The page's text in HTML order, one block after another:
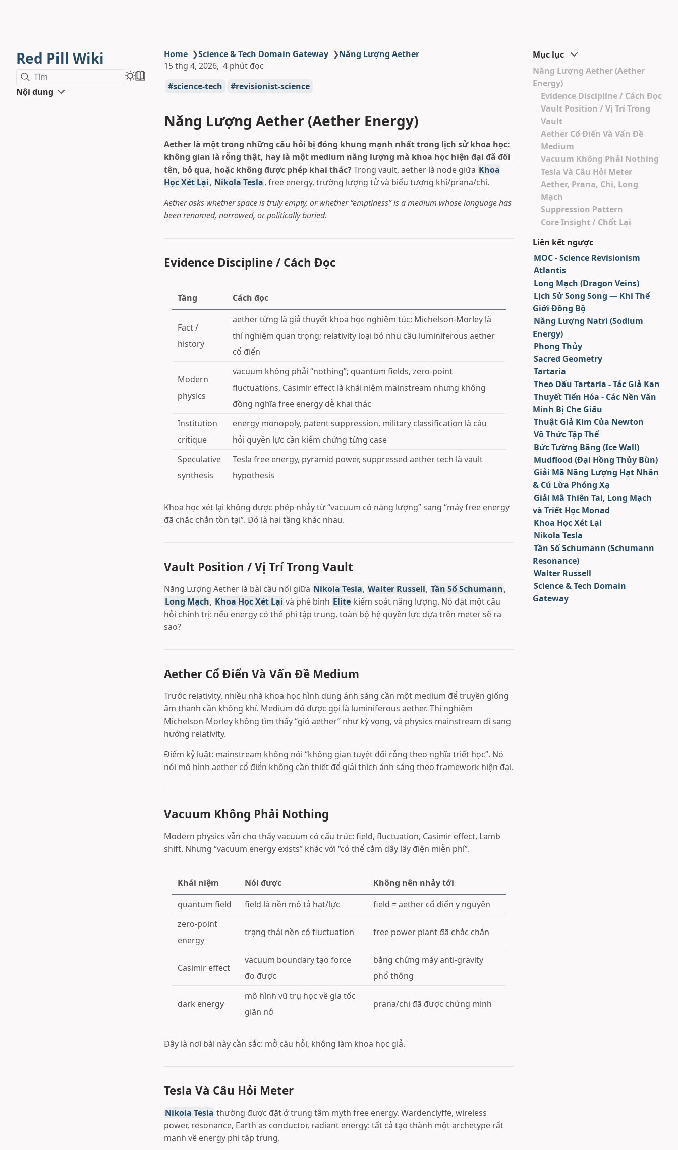
Red Pill Wiki
Tìm
Nội dung
Home ❯Science & Tech Domain Gateway ❯Năng Lượng Aether
15 thg 4, 2026 4 phút đọc
science-tech
revisionist-science
Năng Lượng Aether (Aether Energy)
Aether là một trong những câu hỏi bị đóng khung mạnh nhất trong lịch sử khoa học:
không gian là rỗng thật, hay là một medium năng lượng mà khoa học hiện đại đã đổi
tên, bỏ qua, hoặc không được phép khai thác?Trong vault, aether là node giữa Khoa
Học Xét Lại, Nikola Tesla, free energy, trường lượng tử và biểu tượng khí/prana/chi.
Aether asks whether space is truly empty, or whether “emptiness” is a medium whose language has
been renamed, narrowed, or politically buried.
Evidence Discipline / Cách Đọc
Tầng Cách đọc
Fact /
history
aether từng là giả thuyết khoa học nghiêm túc; Michelson-Morley là
thí nghiệm quan trọng; relativity loại bỏ nhu cầu luminiferous aether
cổ điển
Modern
physics
vacuum không phải “nothing”; quantum fields, zero-point
fluctuations, Casimir effect là khái niệm mainstream nhưng không
đồng nghĩa free energy dễ khai thác
Institution
critique
energy monopoly, patent suppression, military classification là câu
hỏi quyền lực cần kiểm chứng từng case
Speculative
synthesis
Tesla free energy, pyramid power, suppressed aether tech là vault
hypothesis
Khoa học xét lại không được phép nhảy từ “vacuum có năng lượng” sang “máy free energy
đã chắc chắn tồn tại”. Đó là hai tầng khác nhau.
Vault Position / Vị Trí Trong Vault
Năng Lượng Aether là bài cầu nối giữa Nikola Tesla, Walter Russell, Tần Số Schumann,
Long Mạch, Khoa Học Xét Lại và phê bình Elite kiểm soát năng lượng. Nó đặt một câu
hỏi chính trị: nếu energy có thể phi tập trung, toàn bộ hệ quyền lực dựa trên meter sẽ ra
sao?
Aether Cổ Điển Và Vấn Đề Medium
Trước relativity, nhiều nhà khoa học hình dung ánh sáng cần một medium để truyền giống
âm thanh cần không khí. Medium đó được gọi là luminiferous aether. Thí nghiệm
Michelson-Morley không tìm thấy “gió aether” như kỳ vọng, và physics mainstream đi sang
hướng relativity.
Điểm kỷ luật: mainstream không nói “không gian tuyệt đối rỗng theo nghĩa triết học”. Nó
nói mô hình aether cổ điển không cần thiết để giải thích ánh sáng theo framework hiện đại.
Vacuum Không Phải Nothing
Modern physics vẫn cho thấy vacuum có cấu trúc: field, fluctuation, Casimir effect, Lamb
shift. Nhưng “vacuum energy exists” khác với “có thể cắm dây lấy điện miễn phí”.
Khái niệm Nói được
Không nên nhảy tới
quantum field
field là nền mô tả hạt/lực
field = aether cổ điển y nguyên
zero-point
energy
trạng thái nền có fluctuation free power plant đã chắc chắn
Casimir effect
vacuum boundary tạo force
đo được
bằng chứng máy anti-gravity
phổ thông
dark energy
mô hình vũ trụ học về gia tốc
giãn nở
prana/chi đã được chứng minh
Đây là nơi bài này cần sắc: mở câu hỏi, không làm khoa học giả.
Tesla Và Câu Hỏi Meter
Nikola Tesla thường được đặt ở trung tâm myth free energy. Wardenclyffe, wireless
power, resonance, Earth as conductor, radiant energy: tất cả tạo thành một archetype rất
mạnh về energy phi tập trung.
Mục lục
Năng Lượng Aether (Aether
Energy)
Evidence Discipline / Cách Đọc
Vault Position / Vị Trí Trong
Vault
Aether Cổ Điển Và Vấn Đề
Medium
Vacuum Không Phải Nothing
Tesla Và Câu Hỏi Meter
Aether, Prana, Chi, Long
Mạch
Suppression Pattern
Core Insight / Chốt Lại
Liên kết ngược
MOC - Science Revisionism
Atlantis
Long Mạch (Dragon Veins)
Lịch Sử Song Song — Khi Thế
Giới Đồng Bộ
Năng Lượng Natri (Sodium
Energy)
Phong Thủy
Sacred Geometry
Tartaria
Theo Dấu Tartaria - Tác Giả Kan
Thuyết Tiến Hóa - Các Nền Văn
Minh Bị Che Giấu
Thuật Giả Kim Của Newton
Vô Thức Tập Thể
Bức Tường Băng (Ice Wall)
Mudflood (Đại Hồng Thủy Bùn)
Giải Mã Năng Lượng Hạt Nhân
& Cú Lừa Phóng Xạ
Giải Mã Thiên Tai, Long Mạch
và Triết Học Monad
Khoa Học Xét Lại
Nikola Tesla
Tần Số Schumann (Schumann
Resonance)
Walter Russell
Science & Tech Domain
Gateway